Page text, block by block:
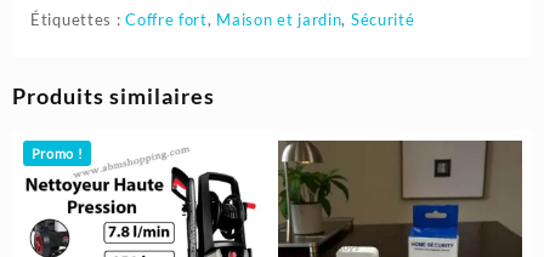
Étiquettes :Coffre fort, Maison et jardin, Sécurité
Produits similaires
Promo !